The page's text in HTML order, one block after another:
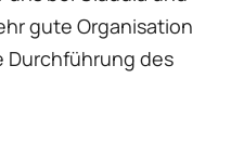
gute Organisation
Durchführung des